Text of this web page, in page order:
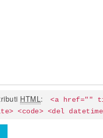
HTML:
<a href=""
<code> <del